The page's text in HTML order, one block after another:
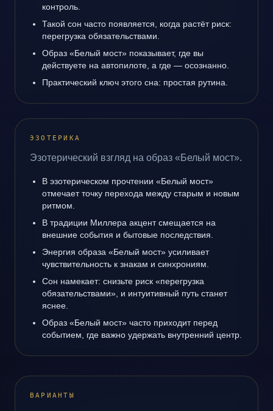
контроль.
Такой сон часто появляется, когда растёт риск:
перегрузка обязательствами.
Образ «Белый мост» показывает, где вы
действуете на автопилоте, а где — осознанно.
Практический ключ этого сна: простая рутина.
ЭЗОТЕРИКА
Эзотерический взгляд на образ «Белый мост».
В эзотерическом прочтении «Белый мост»
отмечает точку перехода между старым и новым
ритмом.
В традиции Миллера акцент смещается на
внешние события и бытовые последствия.
Энергия образа «Белый мост» усиливает
чувствительность к знакам и синхрониям.
Сон намекает: снизьте риск «перегрузка
обязательствами», и интуитивный путь станет
яснее.
Образ «Белый мост» часто приходит перед
событием, где важно удержать внутренний центр.
ВАРИАНТЫ